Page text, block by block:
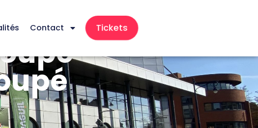
Contact Tickets